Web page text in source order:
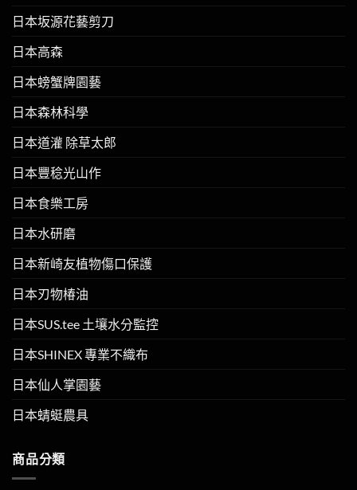
日本坂源花藝剪刀
日本高森
日本螃蟹牌園藝
日本森林科學
日本道灌 除草太郎
日本豐稔光山作
日本食樂工房
日本水研磨
日本新崎友植物傷口保護
日本刃物椿油
日本SUS.tee 土壤水分監控
日本SHINEX 專業不織布
日本仙人掌園藝
日本蜻蜓農具
商品分類